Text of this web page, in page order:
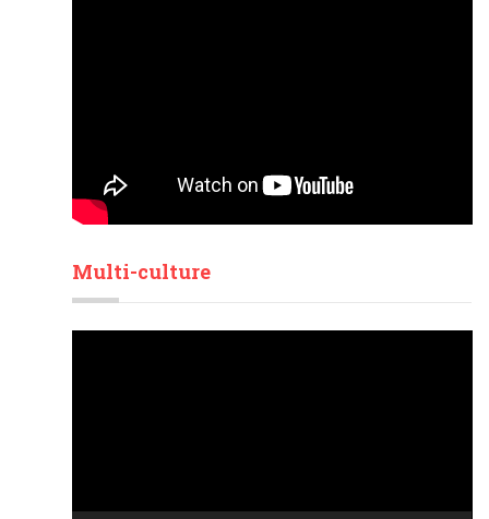
Multi-culture